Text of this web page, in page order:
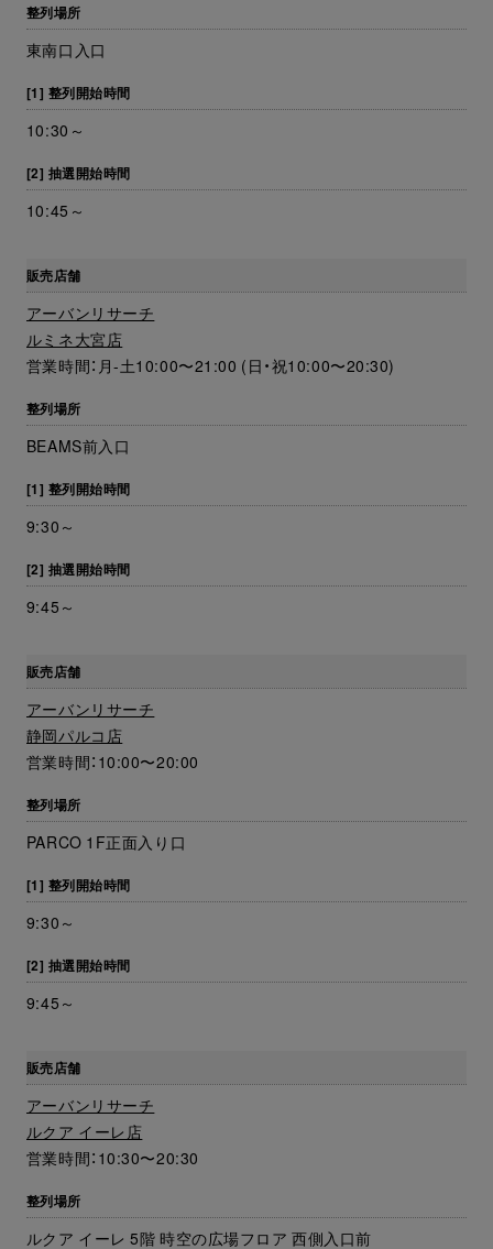
整列場所
東南口入口
[1] 整列開始時間
10:30～
[2] 抽選開始時間
10:45～
販売店舗
アーバンリサーチ
ルミネ大宮店
営業時間：月-土10:00〜21:00 (日・祝10:00〜20:30)
整列場所
BEAMS前入口
[1] 整列開始時間
9:30～
[2] 抽選開始時間
9:45～
販売店舗
アーバンリサーチ
静岡パルコ店
営業時間：10:00〜20:00
整列場所
PARCO 1F正面入り口
[1] 整列開始時間
9:30～
[2] 抽選開始時間
9:45～
販売店舗
アーバンリサーチ
ルクア イーレ店
営業時間：10:30〜20:30
整列場所
ルクア イーレ 5階 時空の広場フロア 西側入口前